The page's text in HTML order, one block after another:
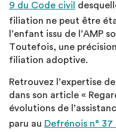
9 du Code civil
filiation ne peut être
l’enfant issu de l’AMP
Toutefois, une
filiation adoptive.
Retrouvez l’expertise de
dans son article «
évolutions de
paru au Defrénois n° 37